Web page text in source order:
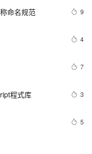
命名规范 9
4
7
程式库 3
5